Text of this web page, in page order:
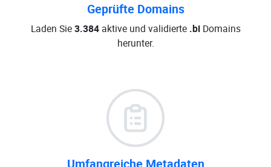
Geprüfte Domains
Laden Sie3.384aktive und validierte .biDomains
herunter.
Umfangreiche Metadaten